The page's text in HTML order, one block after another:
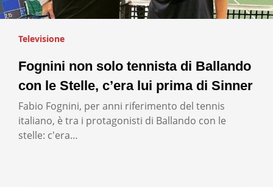
Televisione
Fognini non solo tennista di Ballando
con le Stelle, c’era lui prima di Sinner
Fabio Fognini, per anni riferimento del tennis
italiano, è tra i protagonisti di Ballando con le
stelle: c'era…